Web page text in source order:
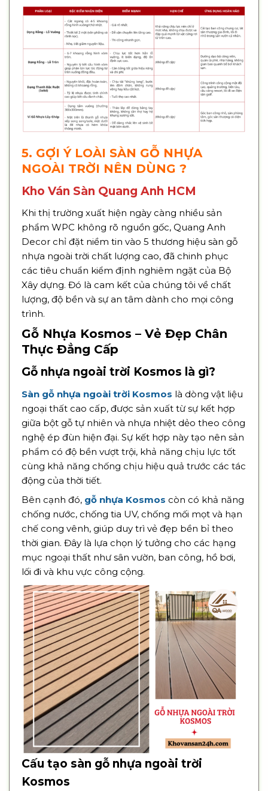
5. GỢI Ý LOÀI SÀN GỖ NHỰA
NGOÀI TRỜI NÊN DÙNG ?
Kho Ván Sàn Quang Anh HCM
Khi thị trường xuất hiện ngày càng nhiều sản
phẩm WPC không rõ nguồn gốc, Quang Anh
Decor chỉ đặt niềm tin vào 5 thương hiệu sàn gỗ
nhựa ngoài trời chất lượng cao, đã chinh phục
các tiêu chuẩn kiểm định nghiêm ngặt của Bộ
Xây dựng. Đó là cam kết của chúng tôi về chất
lượng, độ bền và sự an tâm dành cho mọi công
trình.
Gỗ Nhựa Kosmos – Vẻ Đẹp Chân
Thực Đẳng Cấp
Gỗ nhựa ngoài trời Kosmos là gì?
Sàn gỗ nhựa ngoài trời Kosmos là dòng vật liệu
ngoại thất cao cấp, được sản xuất từ sự kết hợp
giữa bột gỗ tự nhiên và nhựa nhiệt dẻo theo công
nghệ ép đùn hiện đại. Sự kết hợp này tạo nên sản
phẩm có độ bền vượt trội, khả năng chịu lực tốt
cùng khả năng chống chịu hiệu quả trước các tác
động của thời tiết.
Bên cạnh đó, gỗ nhựa Kosmos còn có khả năng
chống nước, chống tia UV, chống mối mọt và hạn
chế cong vênh, giúp duy trì vẻ đẹp bền bỉ theo
thời gian. Đây là lựa chọn lý tưởng cho các hạng
mục ngoại thất như sân vườn, ban công, hồ bơi,
lối đi và khu vực công cộng.
Cấu tạo sàn gỗ nhựa ngoài trời
Kosmos